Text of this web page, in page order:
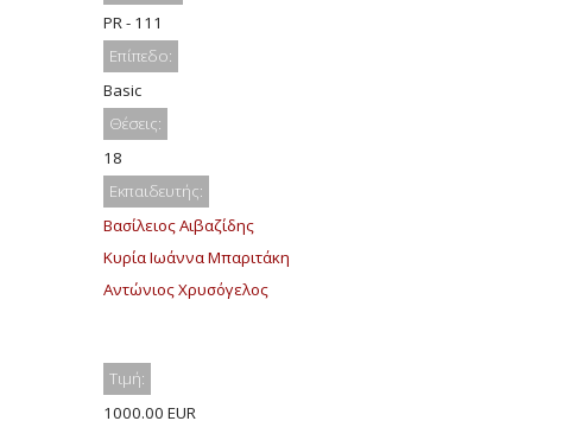
PR - 111
Επίπεδο:
Basic
Θέσεις:
18
Εκπαιδευτής:
Βασίλειος Αιβαζίδης
Κυρία Ιωάννα Μπαριτάκη
Αντώνιος Χρυσόγελος
Τιμή:
1000.00 EUR